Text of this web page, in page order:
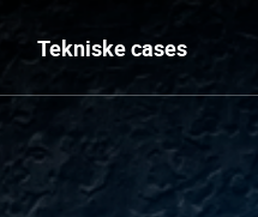
Tekniske cases